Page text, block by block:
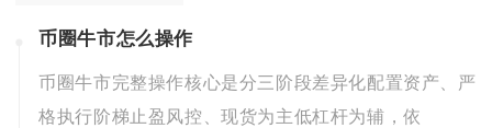
币圈牛市怎么操作
币圈牛市完整操作核心是分三阶段差异化配置资产、严
格执行阶梯止盈风控、现货为主低杠杆为辅，依